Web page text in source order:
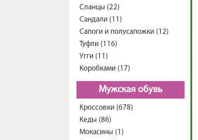
Сланцы (22)
Сандали (11)
Сапоги и полусапожки (12)
Туфли (116)
Угги (11)
Коробками (17)
Мужская обувь
Кроссовки (678)
Кеды (86)
Мокасины (1)